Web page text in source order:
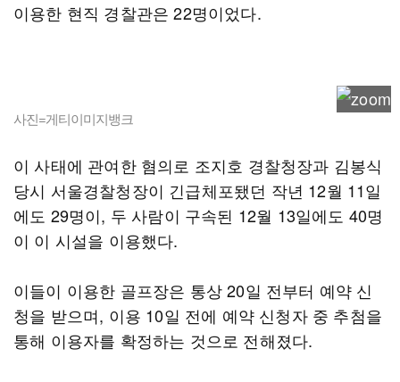
이용한 현직 경찰관은 22명이었다.
사진=게티이미지뱅크
이 사태에 관여한 혐의로 조지호 경찰청장과 김봉식
당시 서울경찰청장이 긴급체포됐던 작년 12월 11일
에도 29명이, 두 사람이 구속된 12월 13일에도 40명
이 이 시설을 이용했다.
이들이 이용한 골프장은 통상 20일 전부터 예약 신
청을 받으며, 이용 10일 전에 예약 신청자 중 추첨을
통해 이용자를 확정하는 것으로 전해졌다.